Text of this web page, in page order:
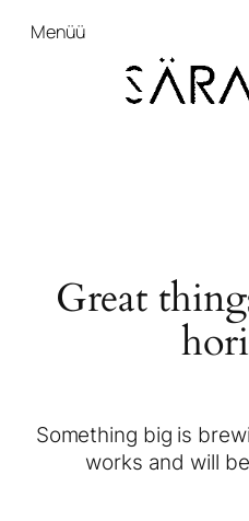
Menüü
Great
Something big is
works and will